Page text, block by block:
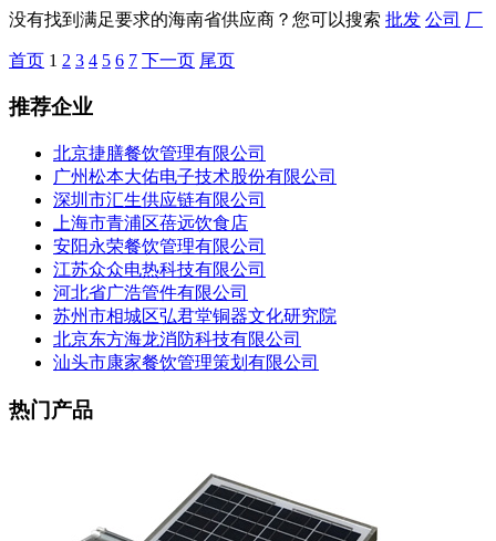
没有找到满足要求的海南省供应商？您可以搜索 批发 公司 厂
首页 1 2 3 4 5 6 7 下一页 尾页
推荐企业
北京捷膳餐饮管理有限公司
广州松本大佑电子技术股份有限公司
深圳市汇生供应链有限公司
上海市青浦区蓓远饮食店
安阳永荣餐饮管理有限公司
江苏众众电热科技有限公司
河北省广浩管件有限公司
苏州市相城区弘君堂铜器文化研究院
北京东方海龙消防科技有限公司
汕头市康家餐饮管理策划有限公司
热门产品